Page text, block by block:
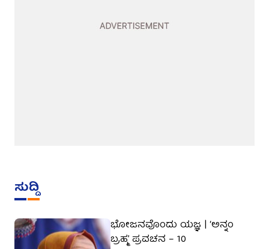
ಸುದ್ದಿ
ಭೋಜನವೊಂದು ಯಜ್ಞ | ‘ಅನ್ನಂ
ಬ್ರಹ್ಮ’ ಪ್ರವಚನ – 10